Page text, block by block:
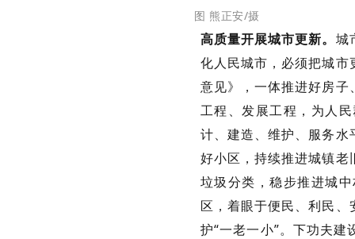
图 熊正安/摄
高质量开展城市更新。 城
化人民城市，必须把城
意见》，一体推进好房
工程、发展工程，为人
计、建造、维护、服务
好小区，持续推进城镇
垃圾分类，稳步推进城
区，着眼于便民、利民
护“一老一小”。下功夫